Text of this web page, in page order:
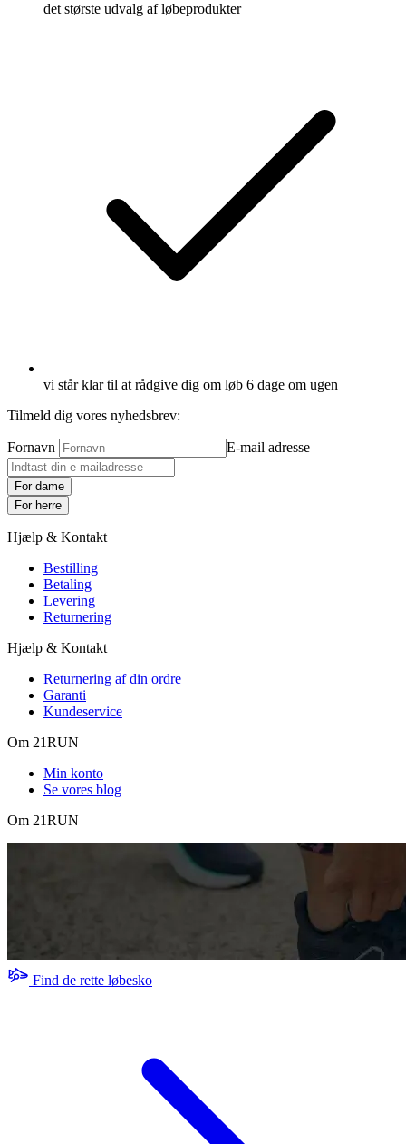
det største udvalg af løbeprodukter
vi står klar til at rådgive dig om løb 6 dage om ugen
Tilmeld dig vores nyhedsbrev:
Fornavn E-mail adresse
For dame
For herre
Hjælp & Kontakt
Bestilling
Betaling
Levering
Returnering
Hjælp & Kontakt
Returnering af din ordre
Garanti
Kundeservice
Om 21RUN
Min konto
Se vores blog
Om 21RUN
Find de rette løbesko